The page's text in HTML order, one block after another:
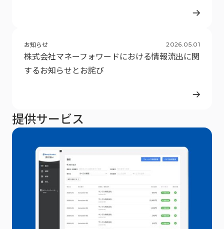
お知らせ 2026.05.01
株式会社マネーフォワードにおける情報流出に関
するお知らせとお詫び
提供サービス